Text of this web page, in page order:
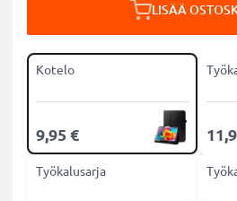
LISÄÄ
Kotelo
9,95 €
Työkalusarja